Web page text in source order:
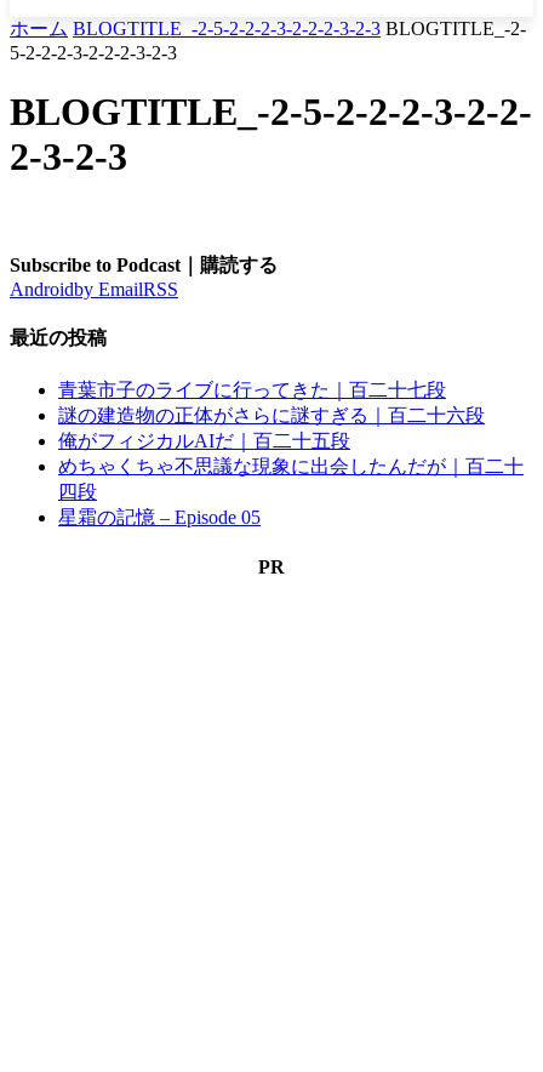
ホーム BLOGTITLE_-2-5-2-2-2-3-2-2-2-3-2-3 BLOGTITLE_-2-
5-2-2-2-3-2-2-2-3-2-3
BLOGTITLE_-2-5-2-2-2-3-2-2-
2-3-2-3
Subscribe to Podcast｜購読する
Androidby EmailRSS
最近の投稿
青葉市子のライブに行ってきた｜百二十七段
謎の建造物の正体がさらに謎すぎる｜百二十六段
俺がフィジカルAIだ｜百二十五段
めちゃくちゃ不思議な現象に出会したんだが｜百二十
四段
星霜の記憶 – Episode 05
PR